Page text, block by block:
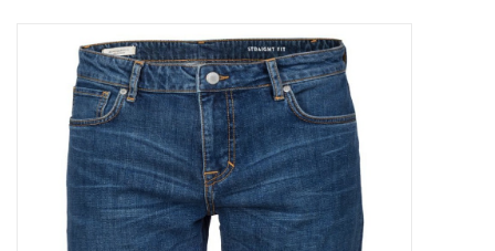
Marken